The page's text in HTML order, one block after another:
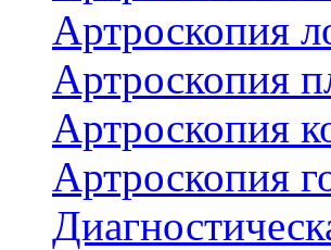
Артроскопия
Артроскопия
Артроскопия
Артроскопия